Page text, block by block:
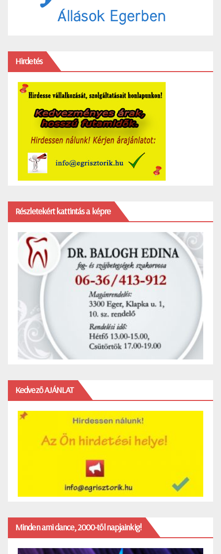
Hirdetés
Részletekért kattintás a képre
Kedvező AJÁNLAT
Minden ami dance, 2000-től napjainkig!